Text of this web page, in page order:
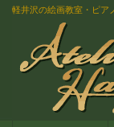
軽井沢の絵画教室・ピア